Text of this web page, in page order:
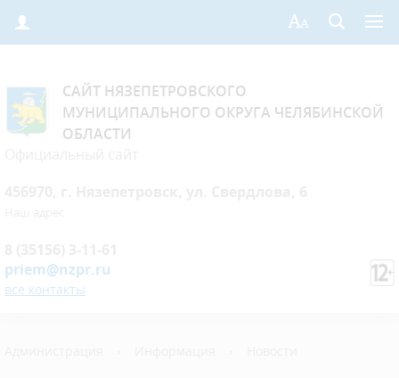
САЙТ НЯЗЕПЕТРОВСКОГО
МУНИЦИПАЛЬНОГО ОКРУГА ЧЕЛЯБИНСКОЙ
ОБЛАСТИ
priem@nzpr.ru
все контакты